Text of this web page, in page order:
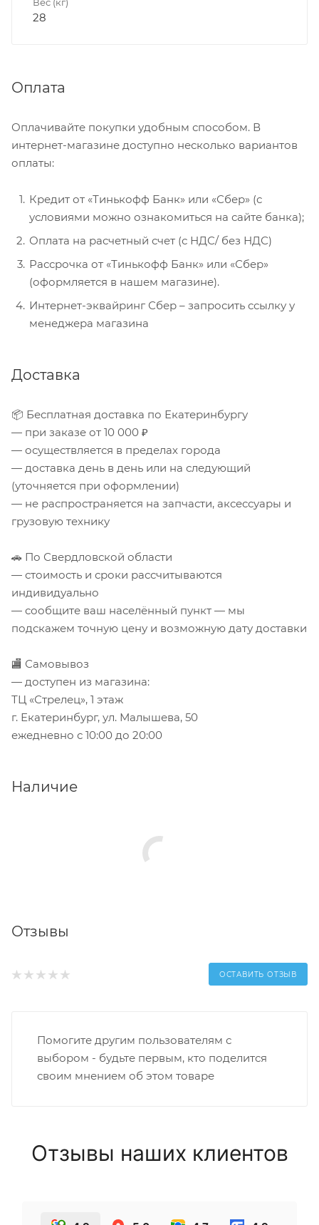
Вес (кг)
28
Оплата
Оплачивайте покупки удобным способом. В
интернет-магазине доступно несколько вариантов
оплаты:
Кредит от «Тинькофф Банк» или «Сбер» (с
условиями можно ознакомиться на сайте банка);
Оплата на расчетный счет (с НДС/ без НДС)
Рассрочка от «Тинькофф Банк» или «Сбер»
(оформляется в нашем магазине).
Интернет-эквайринг Сбер – запросить ссылку у
менеджера магазина
Доставка
📦 Бесплатная доставка по Екатеринбургу
— при заказе от 10 000 ₽
— осуществляется в пределах города
— доставка день в день или на следующий
(уточняется при оформлении)
— не распространяется на запчасти, аксессуары и
грузовую технику
🚗 По Свердловской области
— стоимость и сроки рассчитываются
индивидуально
— сообщите ваш населённый пункт — мы
подскажем точную цену и возможную дату доставки
🏬 Самовывоз
— доступен из магазина:
ТЦ «Стрелец», 1 этаж
г. Екатеринбург, ул. Малышева, 50
ежедневно с 10:00 до 20:00
Наличие
Отзывы
ОСТАВИТЬ ОТЗЫВ
Помогите другим пользователям с
выбором - будьте первым, кто поделится
своим мнением об этом товаре
Отзывы наших клиентов